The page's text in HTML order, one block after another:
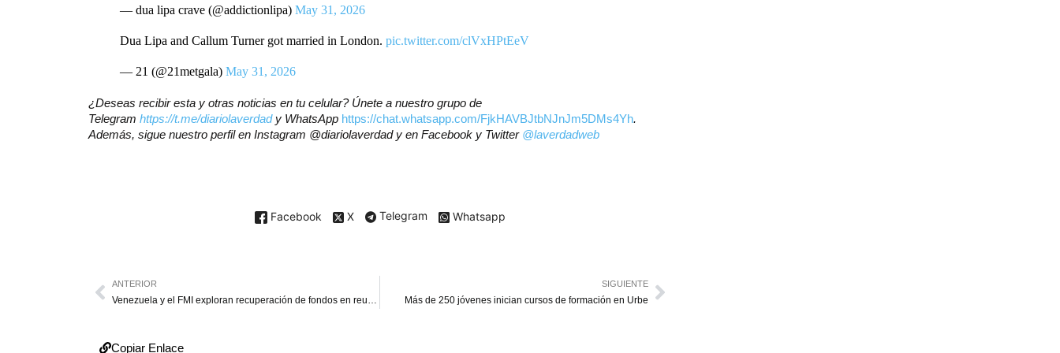
— dua lipa crave (@addictionlipa) May 31, 2026
Dua Lipa and Callum Turner got married in London. pic.twitter.com/clVxHPtEeV
— 21 (@21metgala) May 31, 2026
¿Deseas recibir esta y otras noticias en tu celular? Únete a nuestro grupo de
Telegram https://t.me/diariolaverdady WhatsApp https://chat.whatsapp.com/FjkHAVBJtbNJnJm5DMs4Yh.
Además, sigue nuestro perfil en Instagram @diariolaverdad y en Facebook y Twitter @laverdadweb
Facebook X Telegram Whatsapp
ANTERIOR SIGUIENTE
Más de 250 jóvenes inician cursos de formación en Urbe
Copiar Enlace